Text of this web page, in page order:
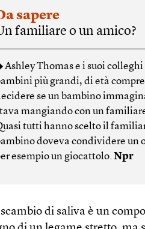
sapere
familiare o un amico?
Ashley Thomas e i suoi
più grandi, di età
se un bambino
mangiando con un
tutti hanno scelto il
doveva condividere un
esempio un giocattolo.Npr
di saliva è un